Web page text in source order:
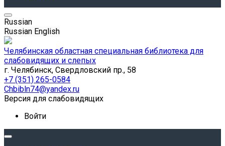
Russian
Russian English
Челябинская областная специальная библиотека для
слабовидящих и слепых
г. Челябинск, Свердловский пр., 58
+7 (351) 265-0584
Chbibln74@yandex.ru
Версия для слабовидящих
Войти